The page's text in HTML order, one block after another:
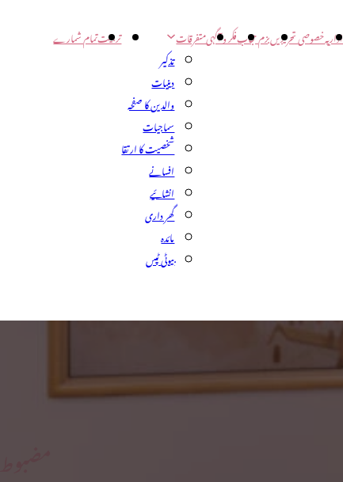
اداریہخصوصی تحریریںبزم حجابفکر و آگہیمتفرقات
تذکیر
دینیات
والدین کا صفحہ
سماجیات
شخصیت کا ارتقا
افسانے
انشائیے
گھر داری
مائدہ
بیوٹی ٹپس
تربیتتمام شمارے